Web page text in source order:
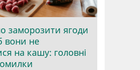
заморозити ягоди
вони не
на кашу: головні